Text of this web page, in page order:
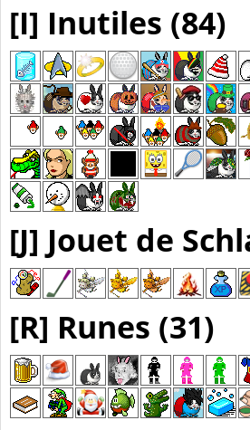
[I] Inutiles (84)
[J] Jouet de
[R] Runes (31)